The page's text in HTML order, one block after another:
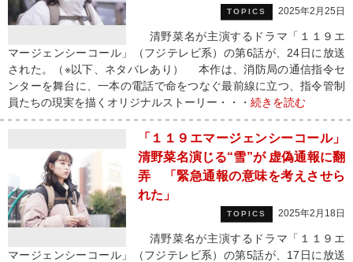
TOPICS 2025年2月25日
清野菜名が主演するドラマ「１１９エ
マージェンシーコール」（フジテレビ系）の第6話が、24日に放送
された。（※以下、ネタバレあり） 本作は、消防局の通信指令セ
ンターを舞台に、一本の電話で命をつなぐ最前線に立つ、指令管制
員たちの現実を描くオリジナルストーリー・・・ 続きを読む
「１１９エマージェンシーコール」
清野菜名演じる“雪”が 虚偽通報に翻
弄 「緊急通報の意味を考えさせら
れた」
TOPICS 2025年2月18日
清野菜名が主演するドラマ「１１９エ
マージェンシーコール」（フジテレビ系）の第5話が、17日に放送